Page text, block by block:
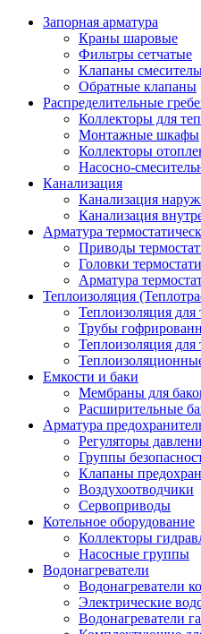
Запорная арматура
Краны шаровые
Фильтры сетчатые
Клапаны
Обратные клапаны
Распределительные
Коллекторы для
Монтажные шкафы
Коллекторы
Насосно-
Канализация
Канализация
Канализация
Арматура
Приводы
Головки
Арматура
Теплоизоляция
Теплоизоляция для
Трубы
Теплоизоляция для
Емкости и баки
Мембраны для
Расширительные
Арматура
Регуляторы
Группы
Клапаны
Воздухоотводчики
Сервоприводы
Котельное оборудование
Коллекторы
Насосные группы
Водонагреватели
Водонагреватели
Электрические
Водонагреватели